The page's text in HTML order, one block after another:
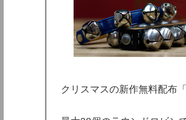
クリスマスの新作無料配布